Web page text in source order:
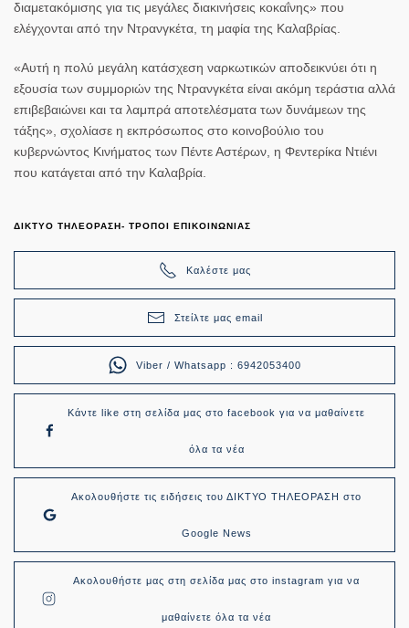
διαμετακόμισης για τις μεγάλες διακινήσεις κοκαΐνης» που
ελέγχονται από την Ντρανγκέτα, τη μαφία της Καλαβρίας.
«Αυτή η πολύ μεγάλη κατάσχεση ναρκωτικών αποδεικνύει ότι η
εξουσία των συμμοριών της Ντρανγκέτα είναι ακόμη τεράστια αλλά
επιβεβαιώνει και τα λαμπρά αποτελέσματα των δυνάμεων της
τάξης», σχολίασε η εκπρόσωπος στο κοινοβούλιο του
κυβερνώντος Κινήματος των Πέντε Αστέρων, η Φεντερίκα Ντιένι
που κατάγεται από την Καλαβρία.
ΔΙΚΤΥΟ ΤΗΛΕΟΡΑΣΗ- ΤΡΟΠΟΙ ΕΠΙΚΟΙΝΩΝΙΑΣ
Καλέστε μας
Στείλτε μας email
Viber / Whatsapp : 6942053400
Κάντε like στη σελίδα μας στο facebook για να μαθαίνετε
όλα τα νέα
Ακολουθήστε τις ειδήσεις του ΔΙΚΤΥΟ ΤΗΛΕΟΡΑΣΗ στο
Google News
Ακολουθήστε μας στη σελίδα μας στο instagram για να
μαθαίνετε όλα τα νέα